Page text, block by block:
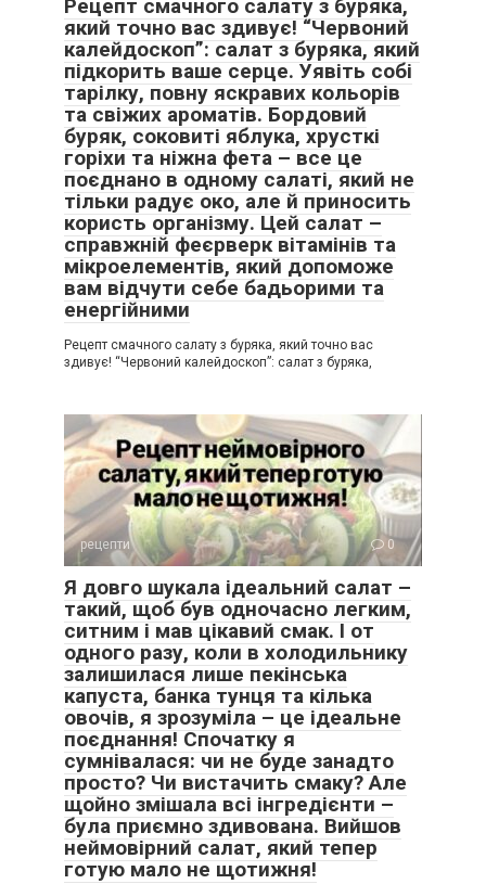
Рецепт смачного салату з буряка,
який точно вас здивує! “Червоний
калейдоскоп”: салат з буряка, який
підкорить ваше серце. Уявіть собі
тарілку, повну яскравих кольорів
та свіжих ароматів. Бордовий
буряк, соковиті яблука, хрусткі
горіхи та ніжна фета – все це
поєднано в одному салаті, який не
тільки радує око, але й приносить
користь організму. Цей салат –
справжній феєрверк вітамінів та
мікроелементів, який допоможе
вам відчути себе бадьорими та
енергійними
Рецепт смачного салату з буряка, який точно вас
здивує! “Червоний калейдоскоп”: салат з буряка,
рецепти 0
Я довго шукала ідеальний салат –
такий, щоб був одночасно легким,
ситним і мав цікавий смак. І от
одного разу, коли в холодильнику
залишилася лише пекінська
капуста, банка тунця та кілька
овочів, я зрозуміла – це ідеальне
поєднання! Спочатку я
сумнівалася: чи не буде занадто
просто? Чи вистачить смаку? Але
щойно змішала всі інгредієнти –
була приємно здивована. Вийшов
неймовірний салат, який тепер
готую мало не щотижня!